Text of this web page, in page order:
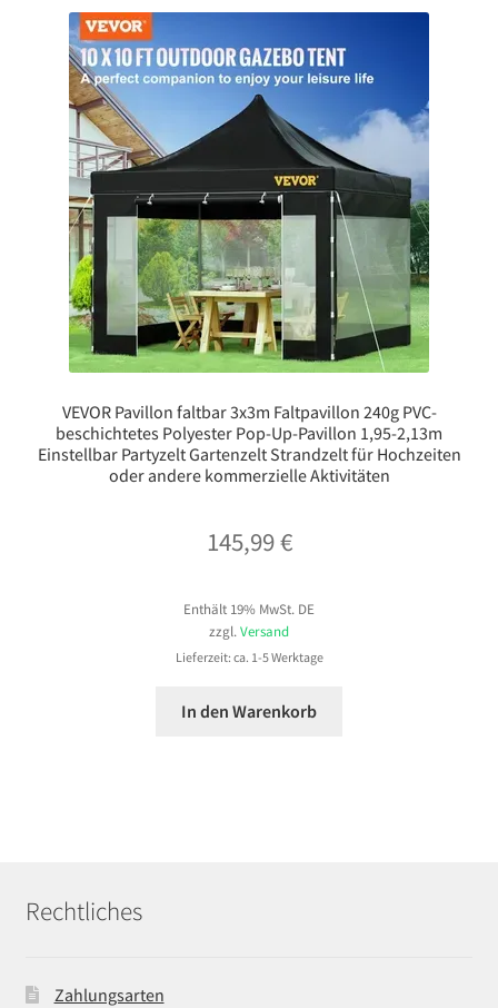
VEVOR Pavillon faltbar 3x3m Faltpavillon 240g PVC-
beschichtetes Polyester Pop-Up-Pavillon 1,95-2,13m
Einstellbar Partyzelt Gartenzelt Strandzelt für Hochzeiten
oder andere kommerzielle Aktivitäten
145,99€
Enthält 19% MwSt. DE
zzgl. Versand
Lieferzeit: ca. 1-5 Werktage
In den Warenkorb
Rechtliches
Zahlungsarten